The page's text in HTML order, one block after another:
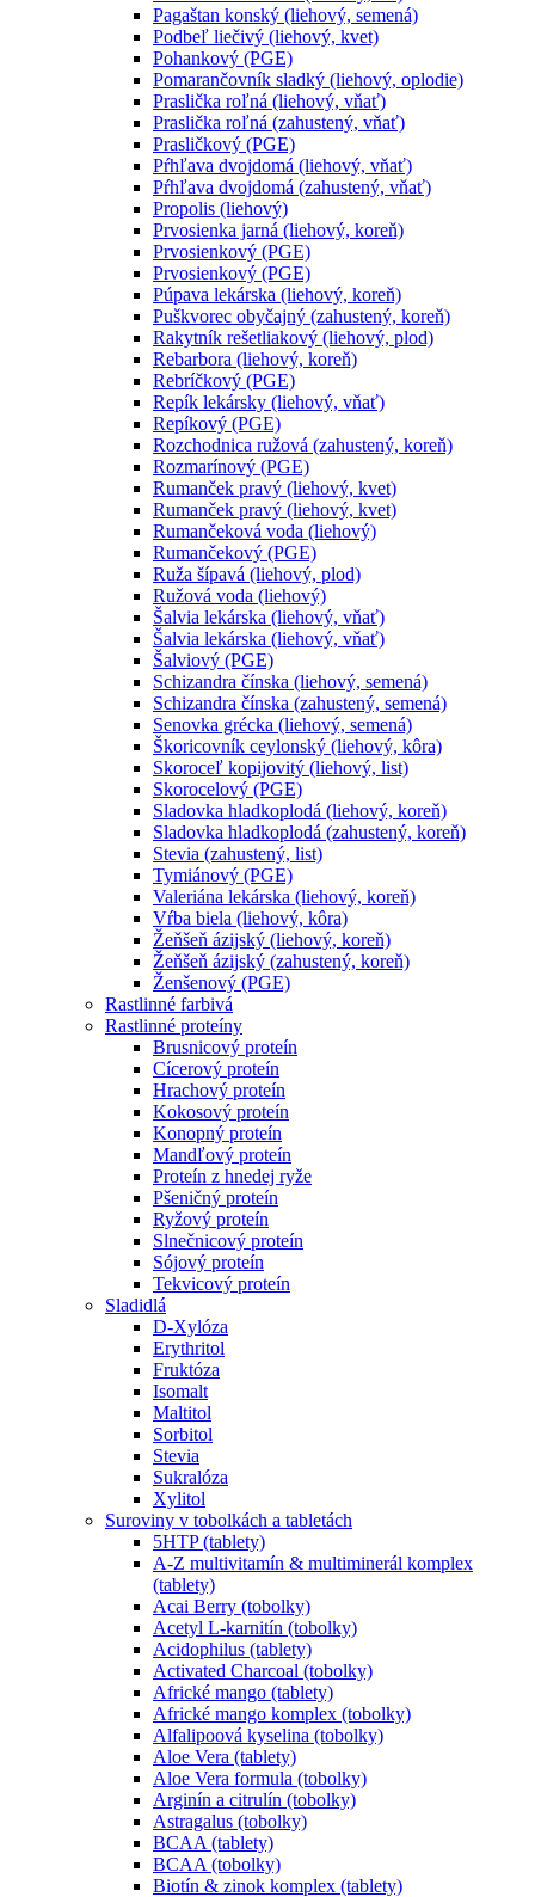
Pagaštan konský (liehový, semená)
Podbeľ liečivý (liehový, kvet)
Pohankový (PGE)
Pomarančovník sladký (liehový, oplodie)
Praslička roľná (liehový, vňať)
Praslička roľná (zahustený, vňať)
Prasličkový (PGE)
Pŕhľava dvojdomá (liehový, vňať)
Pŕhľava dvojdomá (zahustený, vňať)
Propolis (liehový)
Prvosienka jarná (liehový, koreň)
Prvosienkový (PGE)
Prvosienkový (PGE)
Púpava lekárska (liehový, koreň)
Puškvorec obyčajný (zahustený, koreň)
Rakytník rešetliakový (liehový, plod)
Rebarbora (liehový, koreň)
Rebríčkový (PGE)
Repík lekársky (liehový, vňať)
Repíkový (PGE)
Rozchodnica ružová (zahustený, koreň)
Rozmarínový (PGE)
Rumanček pravý (liehový, kvet)
Rumanček pravý (liehový, kvet)
Rumančeková voda (liehový)
Rumančekový (PGE)
Ruža šípavá (liehový, plod)
Ružová voda (liehový)
Šalvia lekárska (liehový, vňať)
Šalvia lekárska (liehový, vňať)
Šalviový (PGE)
Schizandra čínska (liehový, semená)
Schizandra čínska (zahustený, semená)
Senovka grécka (liehový, semená)
Škoricovník ceylonský (liehový, kôra)
Skoroceľ kopijovitý (liehový, list)
Skorocelový (PGE)
Sladovka hladkoplodá (liehový, koreň)
Sladovka hladkoplodá (zahustený, koreň)
Stevia (zahustený, list)
Tymiánový (PGE)
Valeriána lekárska (liehový, koreň)
Vŕba biela (liehový, kôra)
Žeňšeň ázijský (liehový, koreň)
Žeňšeň ázijský (zahustený, koreň)
Ženšenový (PGE)
Rastlinné farbivá
Rastlinné proteíny
Brusnicový proteín
Cícerový proteín
Hrachový proteín
Kokosový proteín
Konopný proteín
Mandľový proteín
Proteín z hnedej ryže
Pšeničný proteín
Ryžový proteín
Slnečnicový proteín
Sójový proteín
Tekvicový proteín
Sladidlá
D-Xylóza
Erythritol
Fruktóza
Isomalt
Maltitol
Sorbitol
Stevia
Sukralóza
Xylitol
Suroviny v tobolkách a tabletách
5HTP (tablety)
A-Z multivitamín & multiminerál komplex
(tablety)
Acai Berry (tobolky)
Acetyl L-karnitín (tobolky)
Acidophilus (tablety)
Activated Charcoal (tobolky)
Africké mango (tablety)
Africké mango komplex (tobolky)
Alfalipoová kyselina (tobolky)
Aloe Vera (tablety)
Aloe Vera formula (tobolky)
Arginín a citrulín (tobolky)
Astragalus (tobolky)
BCAA (tablety)
BCAA (tobolky)
Biotín & zinok komplex (tablety)